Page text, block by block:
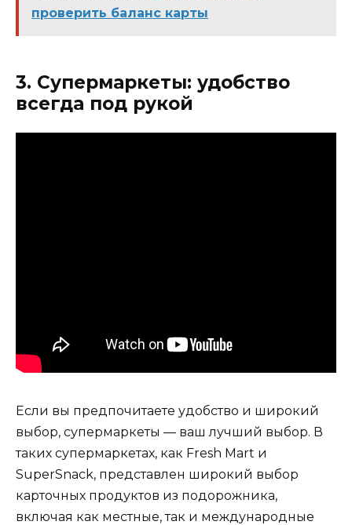
проверить баланс карты
3. Супермаркеты: удобство
всегда под рукой
Если вы предпочитаете удобство и широкий
выбор, супермаркеты — ваш лучший выбор. В
таких супермаркетах, как Fresh Mart и
SuperSnack, представлен широкий выбор
карточных продуктов из подорожника,
включая как местные, так и международные